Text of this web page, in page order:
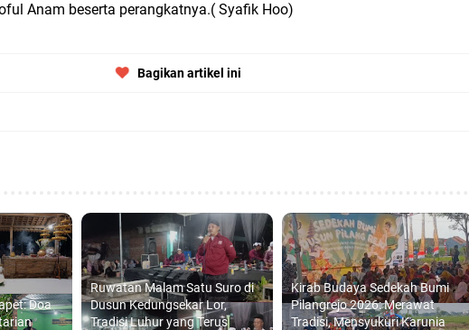
Anam beserta perangkatnya.( Syafik Hoo)
Bagikan artikel ini
Doa
Ruwatan Malam Satu Suro di
Dusun Kedungsekar Lor,
Tradisi Luhur yang Terus
Kirab Budaya Sedekah Bumi
Pilangrejo 2026: Merawat
Tradisi, Mensyukuri Karunia